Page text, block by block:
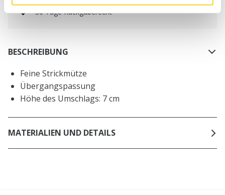
30 Tage Rückgaberecht
BESCHREIBUNG
Feine Strickmütze
Übergangspassung
Höhe des Umschlags: 7 cm
MATERIALIEN UND DETAILS